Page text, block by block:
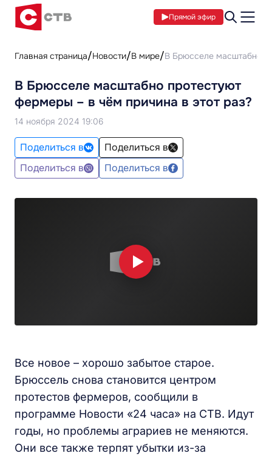
Прямой эфир
Главная страница Новости В мире В Брюсселе масштабно
В Брюсселе масштабно протестуют
фермеры – в чём причина в этот раз?
14 ноября 2024 19:06
Поделиться в
Поделиться в
Поделиться в
Поделиться в
Все новое – хорошо забытое старое.
Брюссель снова становится центром
протестов фермеров, сообщили в
программе Новости «24 часа» на СТВ. Идут
годы, но проблемы аграриев не меняются.
Они все также терпят убытки из-за